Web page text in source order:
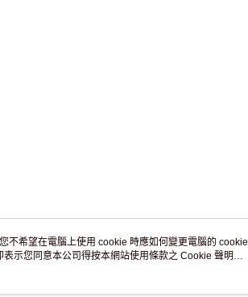
客戶服務
不希望在電腦上使用 cookie 時應如何變更電腦的 cookie
示您同意本公司得按本網站使用條款之 Cookie 聲明使